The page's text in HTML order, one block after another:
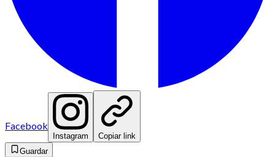
Facebook
Instagram
Copiar link
Guardar